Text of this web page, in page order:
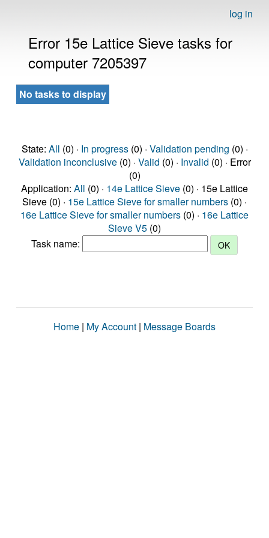
log in
Error 15e Lattice Sieve tasks for
computer 7205397
No tasks to display
State: All (0) · In progress(0) · Validation pending (0) ·
Validation inconclusive(0) · Valid (0) · Invalid (0) · Error
(0)
Application: All (0) · 14e Lattice Sieve (0) · 15e Lattice
Sieve (0) · 15e Lattice Sieve for smaller numbers (0) ·
16e Lattice Sieve for smaller numbers (0) · 16e Lattice
Sieve V5 (0)
Task name:
Home | My Account | Message Boards